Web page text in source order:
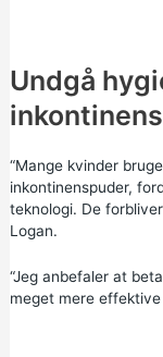
Undgå
inkontinens
“Mange kvinder
inkontinenspuder,
teknologi. De
Logan.
“Jeg anbefaler at
meget mere effektive